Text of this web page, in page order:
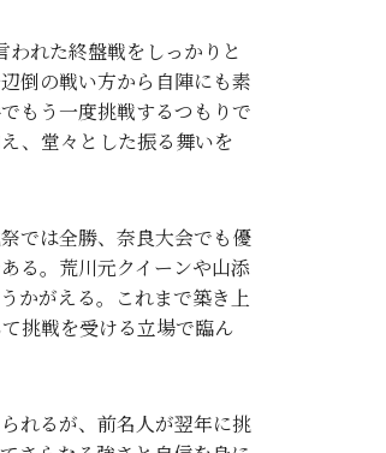
れた終盤戦をしっかりと
倒の戦い方から自陣にも素
もう一度挑戦するつもりで
、堂々とした振る舞いを
では全勝、奈良大会でも優
る。荒川元クイーンや山添
かがえる。これまで築き上
挑戦を受ける立場で臨ん
れるが、前名人が翌年に挑